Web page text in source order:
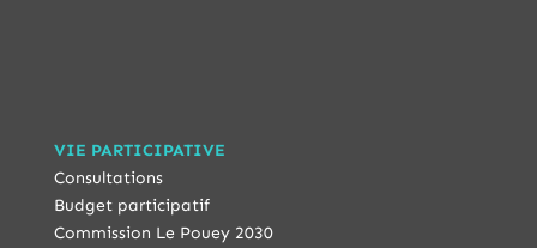
VIE PARTICIPATIVE
Consultations
Budget participatif
Commission Le Pouey 2030